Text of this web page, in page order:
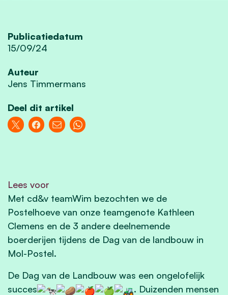
Publicatiedatum
15/09/24
Auteur
Jens Timmermans
Deel dit artikel
Lees voor
Met cd&v teamWim bezochten we de
Postelhoeve van onze teamgenote Kathleen
Clemens en de 3 andere deelnemende
boerderijen tijdens de Dag van de landbouw in
Mol-Postel.
De Dag van de Landbouw was een ongelofelijk
succes
. Duizenden mensen